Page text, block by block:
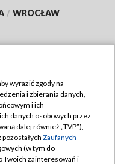
/ WROCŁAW
wyrazić zgody na
i zbierania danych,
i ich
danych osobowych przez
dalej również „TVP”),
pozostałych Zaufanych
(w tym do
Twoich zainteresowań i